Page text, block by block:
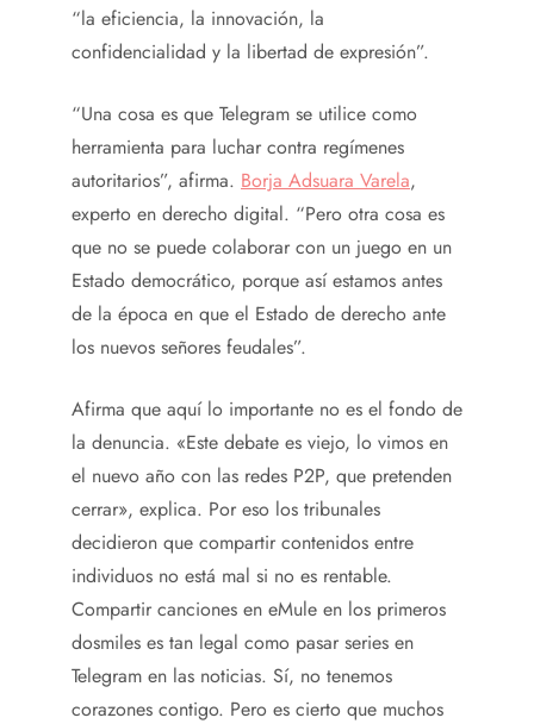
“la eficiencia, la innovación, la
confidencialidad y la libertad de expresión”.
“Una cosa es que Telegram se utilice como
herramienta para luchar contra regímenes
autoritarios”, afirma. Borja Adsuara Varela,
experto en derecho digital. “Pero otra cosa es
que no se puede colaborar con un juego en un
Estado democrático, porque así estamos antes
de la época en que el Estado de derecho ante
los nuevos señores feudales”.
Afirma que aquí lo importante no es el fondo de
la denuncia. «Este debate es viejo, lo vimos en
el nuevo año con las redes P2P, que pretenden
cerrar», explica. Por eso los tribunales
decidieron que compartir contenidos entre
individuos no está mal si no es rentable.
Compartir canciones en eMule en los primeros
dosmiles es tan legal como pasar series en
Telegram en las noticias. Sí, no tenemos
corazones contigo. Pero es cierto que muchos